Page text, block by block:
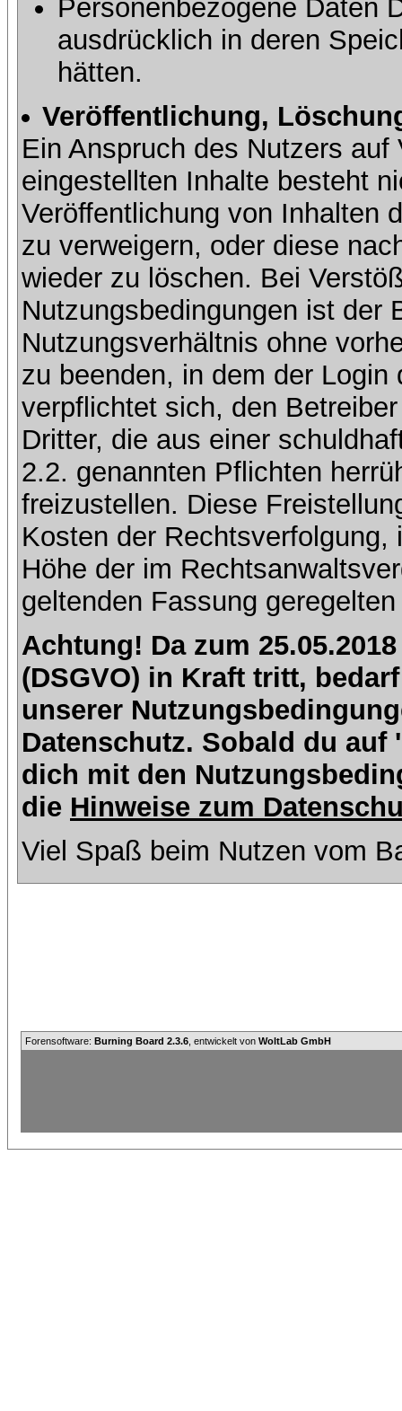
Personenbezogene Daten
ausdrücklich in deren
hätten.
Veröffentlichung,
Ein Anspruch des Nutzers
eingestellten Inhalte besteht
Veröffentlichung von Inhalten
zu verweigern, oder diese
wieder zu löschen. Bei
Nutzungsbedingungen ist der
Nutzungsverhältnis ohne
zu beenden, in dem der
verpflichtet sich, den
Dritter, die aus einer
2.2. genannten Pflichten
freizustellen. Diese
Kosten der
Höhe der im
geltenden Fassung
Achtung! Da zum
(DSGVO) in Kraft tritt,
unserer
Datenschutz. Sobald du
dich mit den
die Hinweise zum
Viel Spaß beim Nutzen vom
Forensoftware: Burning Board 2.3.6 , entwickelt von WoltLab GmbH